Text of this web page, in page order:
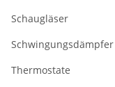
Schaugläser
Schwingungsdämpfer
Thermostate